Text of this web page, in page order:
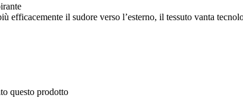
efficacemente il sudore verso l’esterno, il tessuto vanta
questo prodotto